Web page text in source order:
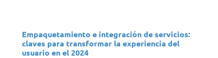
Empaquetamiento e integración de servicios:
claves para transformar la experiencia del
usuario en el 2024